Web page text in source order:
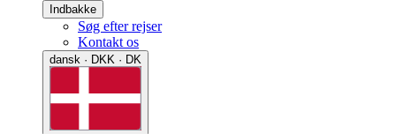
Indbakke
Søg efter rejser
Kontakt os
dansk · DKK · DK